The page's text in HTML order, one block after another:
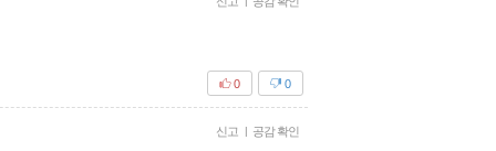
0
0
신고 | 공감 확인